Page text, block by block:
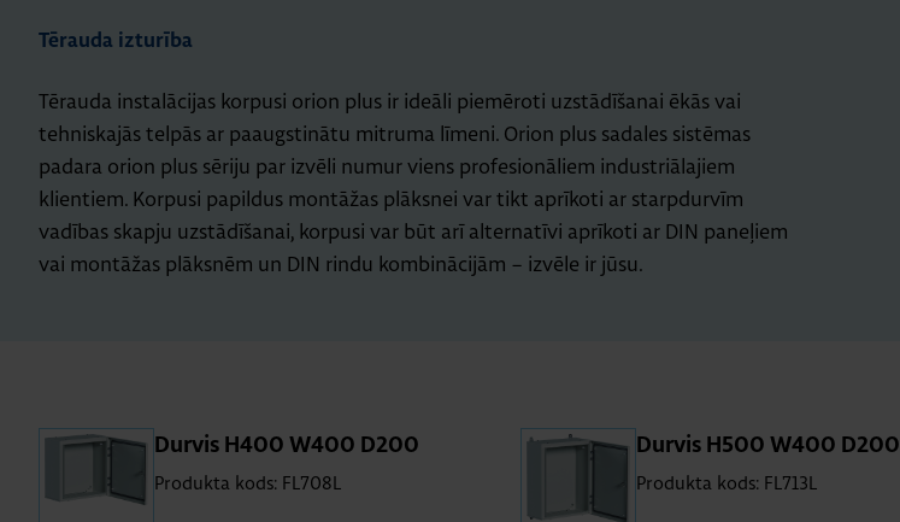
Tērauda izturība
Tērauda instalācijas korpusi orion plus ir ideāli piemēroti uzstādīšanai ēkās vai
tehniskajās telpās ar paaugstinātu mitruma līmeni. Orion plus sadales sistēmas
padara orion plus sēriju par izvēli numur viens profesionāliem industriālajiem
klientiem. Korpusi papildus montāžas plāksnei var tikt aprīkoti ar starpdurvīm
vadības skapju uzstādīšanai, korpusi var būt arī alternatīvi aprīkoti ar DIN paneļiem
vai montāžas plāksnēm un DIN rindu kombinācijām – izvēle ir jūsu.
Dur­vis H400 W400 D200
Produkta kods: FL708L
Dur­vis H500 W400 D200
Produkta kods: FL713L